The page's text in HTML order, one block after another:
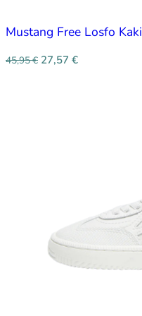
Mustang Free Losfo Kaki
45,95€ 27,57 €